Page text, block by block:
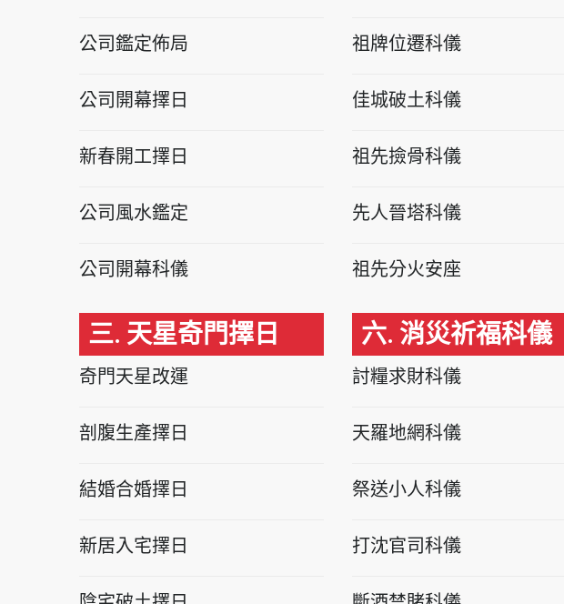
公司鑑定佈局
公司開幕擇日
新春開工擇日
公司風水鑑定
公司開幕科儀
三. 天星奇門擇日
奇門天星改運
剖腹生產擇日
結婚合婚擇日
新居入宅擇日
祖牌位遷科儀
佳城破土科儀
祖先撿骨科儀
先人晉塔科儀
祖先分火安座
六. 消災祈福科儀
討糧求財科儀
天羅地網科儀
祭送小人科儀
打沈官司科儀